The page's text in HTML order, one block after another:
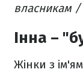
власникам
Інна –
Жінки з